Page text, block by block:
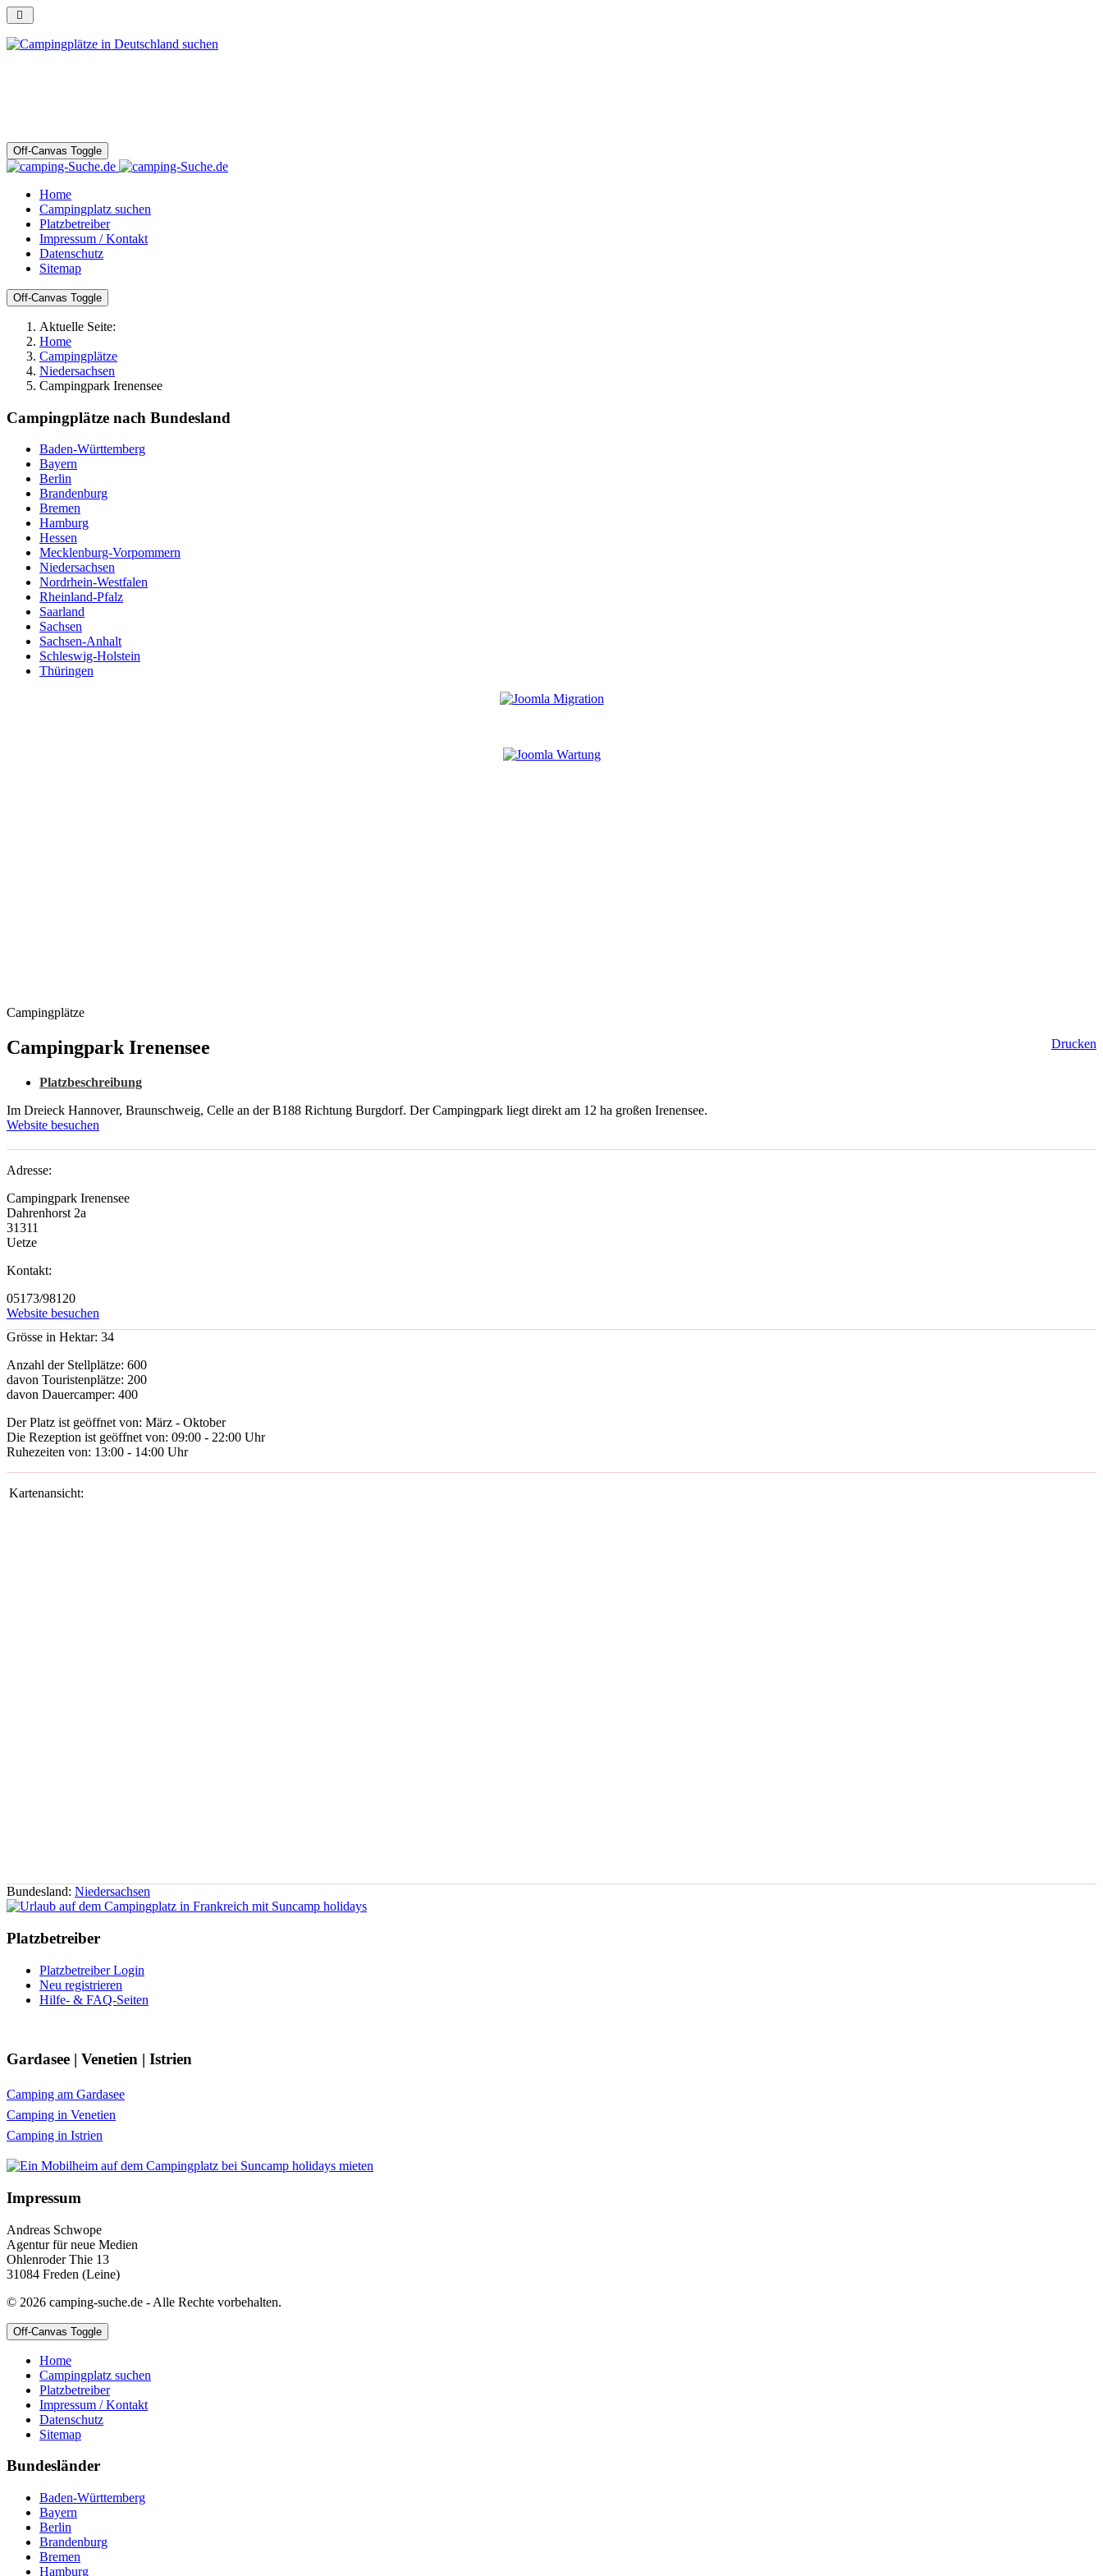
Off-Canvas Toggle
Home
Campingplatz suchen
Platzbetreiber
Impressum / Kontakt
Datenschutz
Sitemap
Off-Canvas Toggle
Aktuelle Seite:
Home
Campingplätze
Niedersachsen
Campingpark Irenensee
Campingplätze nach Bundesland
Baden-Württemberg
Bayern
Berlin
Brandenburg
Bremen
Hamburg
Hessen
Mecklenburg-Vorpommern
Niedersachsen
Nordrhein-Westfalen
Rheinland-Pfalz
Saarland
Sachsen
Sachsen-Anhalt
Schleswig-Holstein
Thüringen
Campingplätze
Drucken
Campingpark Irenensee
Platzbeschreibung
Im Dreieck Hannover, Braunschweig, Celle an der B188 Richtung Burgdorf. Der Campingpark liegt direkt am 12 ha großen Irenensee.
Website besuchen
Adresse:
Campingpark Irenensee
Dahrenhorst 2a
31311
Uetze
Kontakt:
05173/98120
Website besuchen
Grösse in Hektar: 34
Anzahl der Stellplätze: 600
davon Touristenplätze: 200
davon Dauercamper: 400
Der Platz ist geöffnet von: März - Oktober
Die Rezeption ist geöffnet von: 09:00 - 22:00 Uhr
Ruhezeiten von: 13:00 - 14:00 Uhr
Kartenansicht:
Bundesland: Niedersachsen
Platzbetreiber
Platzbetreiber Login
Neu registrieren
Hilfe- & FAQ-Seiten
Gardasee | Venetien | Istrien
Camping am Gardasee
Camping in Venetien
Camping in Istrien
Impressum
Andreas Schwope
Agentur für neue Medien
Ohlenroder Thie 13
31084 Freden (Leine)
© 2026 camping-suche.de - Alle Rechte vorbehalten.
Off-Canvas Toggle
Home
Campingplatz suchen
Platzbetreiber
Impressum / Kontakt
Datenschutz
Sitemap
Bundesländer
Baden-Württemberg
Bayern
Berlin
Brandenburg
Bremen
Hamburg